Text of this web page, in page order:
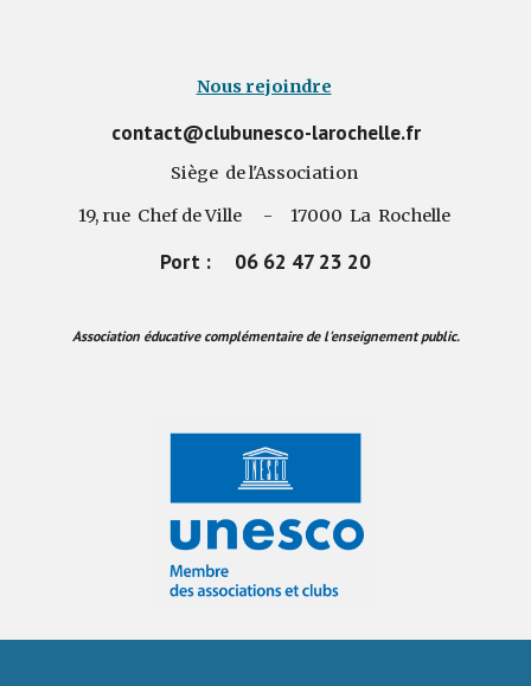
Nous rejoindre
contact@clubunesco-larochelle.fr
Siège de l'Association
19, rue Chef de Ville - 17000 La Rochelle
Port : 06 62 47 23 20
Association éducative complémentaire de l'enseignement public.